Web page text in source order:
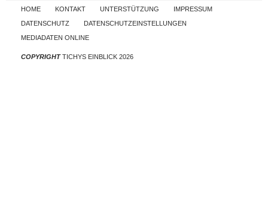
Skip to content
HOME KONTAKT UNTERSTÜTZUNG
IMPRESSUM
DATENSCHUTZ
DATENSCHUTZEINSTELLUNGEN
MEDIADATEN ONLINE
COPYRIGHTTICHYS EINBLICK 2026